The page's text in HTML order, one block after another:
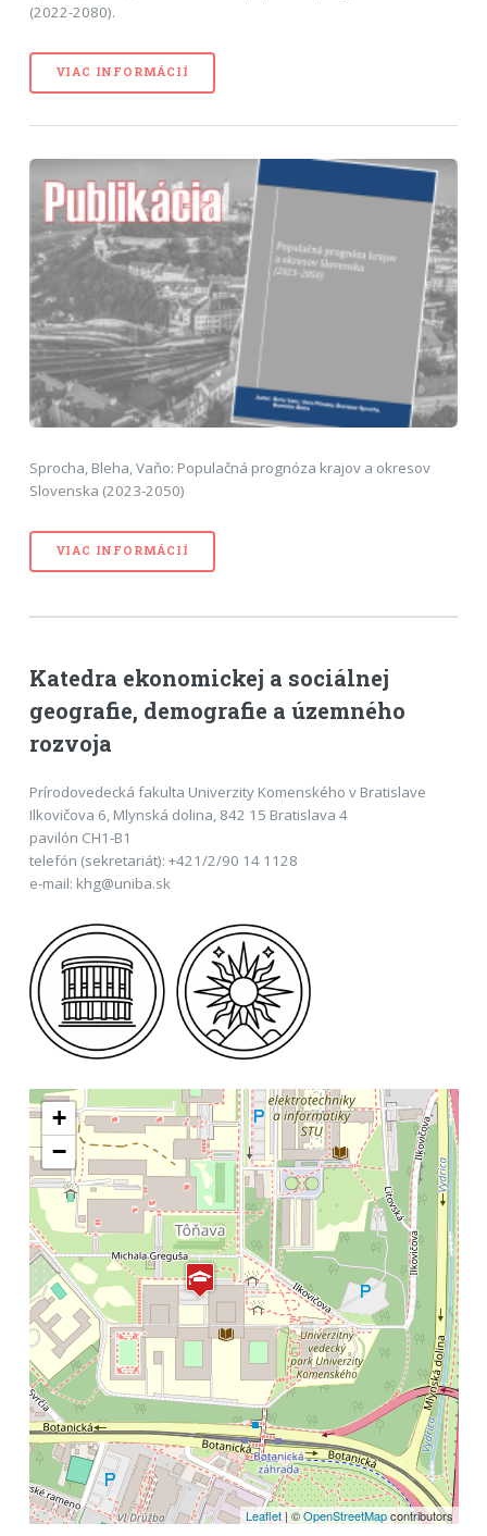
(2022-2080).
VIAC INFORMÁCIÍ
Sprocha, Bleha, Vaňo: Populačná prognóza krajov a okresov
Slovenska (2023-2050)
VIAC INFORMÁCIÍ
Katedra ekonomickej a sociálnej
geografie, demografie a územného
rozvoja
Prírodovedecká fakulta Univerzity Komenského v Bratislave
Ilkovičova 6, Mlynská dolina, 842 15 Bratislava 4
pavilón CH1-B1
telefón (sekretariát): +421/2/90 14 1128
e-mail: khg@uniba.sk